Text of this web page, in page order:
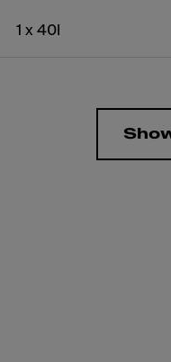
1 x 40l